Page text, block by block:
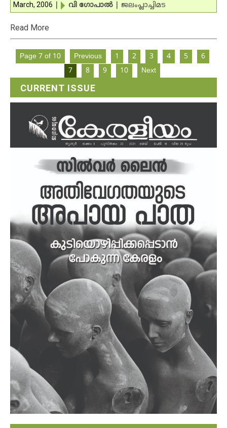
March, 2006 വി ഗോപാല്‍ ജലംപ്ലാച്ചിമട
Read More
Page 7 of 10 Previous 1 2 3 4 5
6
7
8 9 10 Next
CURRENT ISSUE